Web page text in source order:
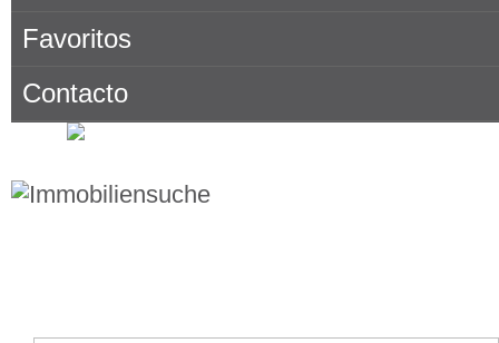
Favoritos
Contacto